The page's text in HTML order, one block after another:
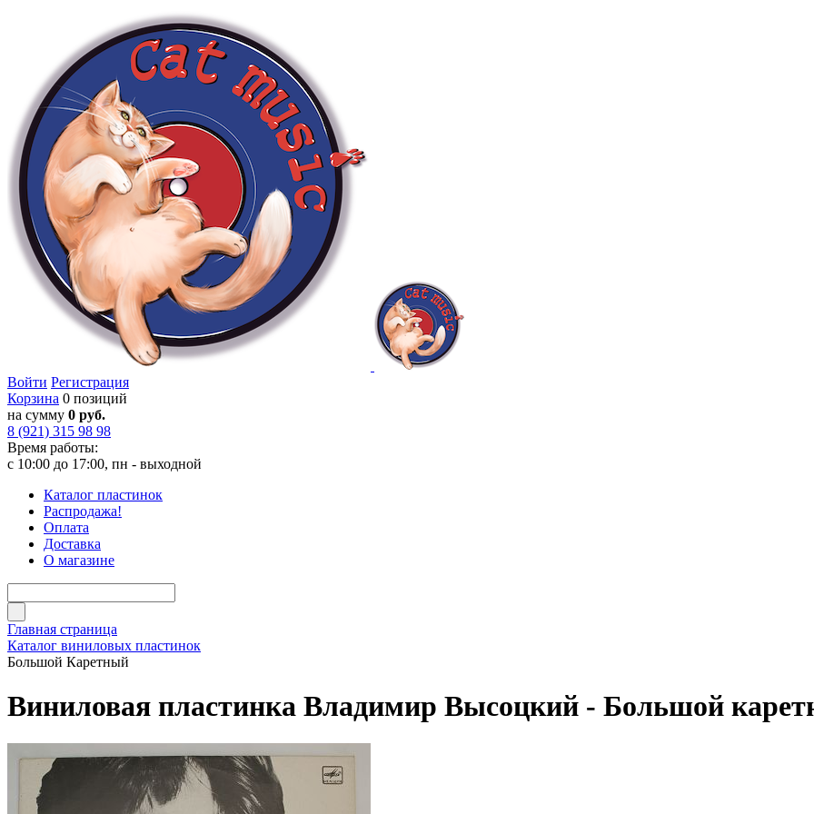
Войти Регистрация
Корзина 0 позиций
на сумму 0 руб.
8 (921) 315 98 98
Время работы:
с 10:00 до 17:00, пн - выходной
Каталог пластинок
Распродажа!
Оплата
Доставка
О магазине
Главная страница
Каталог виниловых пластинок
Большой Каретный
Виниловая пластинка Владимир Высоцкий - Большой